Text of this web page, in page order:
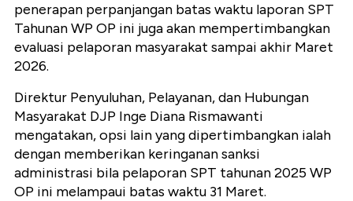
penerapan perpanjangan batas waktu laporan SPT
Tahunan WP OP ini juga akan mempertimbangkan
evaluasi pelaporan masyarakat sampai akhir Maret
2026.
Direktur Penyuluhan, Pelayanan, dan Hubungan
Masyarakat DJP Inge Diana Rismawanti
mengatakan, opsi lain yang dipertimbangkan ialah
dengan memberikan keringanan sanksi
administrasi bila pelaporan SPT tahunan 2025 WP
OP ini melampaui batas waktu 31 Maret.